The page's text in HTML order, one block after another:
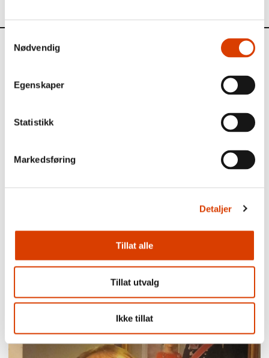
Nødvendig
Egenskaper
Statistikk
Markedsføring
Detaljer
Tillat alle
Tillat utvalg
Ikke tillat
Aktuelt
Siste saker
03.08.2026
Lucy Moffatt - Månedens oversetter